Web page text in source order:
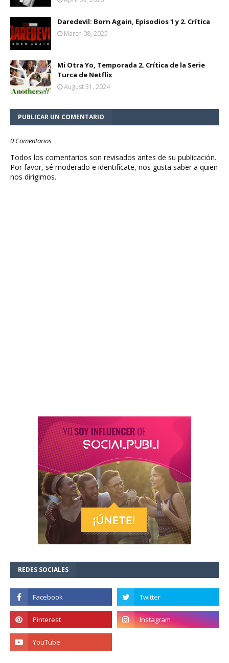
Daredevil: Born Again, Episodios 1 y 2. Crítica
March 08, 2025
Mi Otra Yo, Temporada 2. Crítica de la Serie
Turca de Netflix
August 31, 2024
PUBLICAR UN COMENTARIO
0 Comentarios
Todos los comentarios son revisados antes de su publicación.
Por favor, sé moderado e identifícate, nos gusta saber a quien
nos dirigimos.
REDES SOCIALES